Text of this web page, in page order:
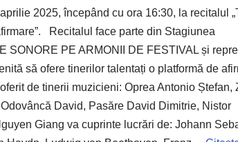
2025, începând cu ora 16:30, la recitalul
Recitalul face parte din Stagiunea
SONORE PE ARMONII DE FESTIVAL și
să ofere tinerilor talentați o platformă de
de tinerii muzicieni: Oprea Antonio Ștefan,
David, Pasăre David Dimitrie, Nistor
Giang va cuprinte lucrări de: Johann